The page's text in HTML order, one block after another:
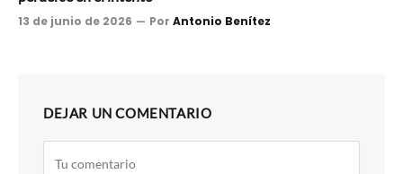
13 de junio de 2026 Por Antonio Benítez
DEJAR UN COMENTARIO